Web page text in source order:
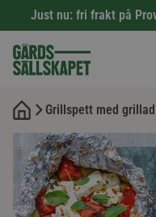
Just nu: fri frakt på
Grillspett med